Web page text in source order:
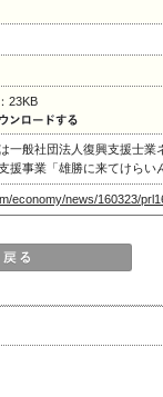
23KB
一般社団法人復興支援士
援事業「雄勝に来てけらい
economy/news/160323/